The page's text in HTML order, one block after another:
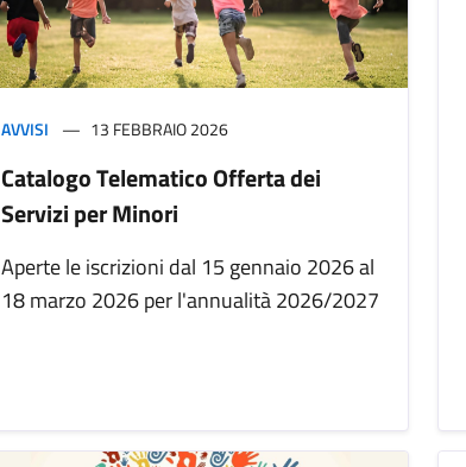
AVVISI 13 FEBBRAIO 2026
Catalogo Telematico Offerta dei
Servizi per Minori
Aperte le iscrizioni dal 15 gennaio 2026 al
18 marzo 2026 per l'annualità 2026/2027